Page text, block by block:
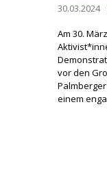
30.03.2024
Am 30.
vor den
einem